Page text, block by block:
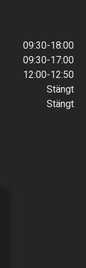
09:30-18:00
09:30-17:00
12:00-12:50
Stängt
Stängt